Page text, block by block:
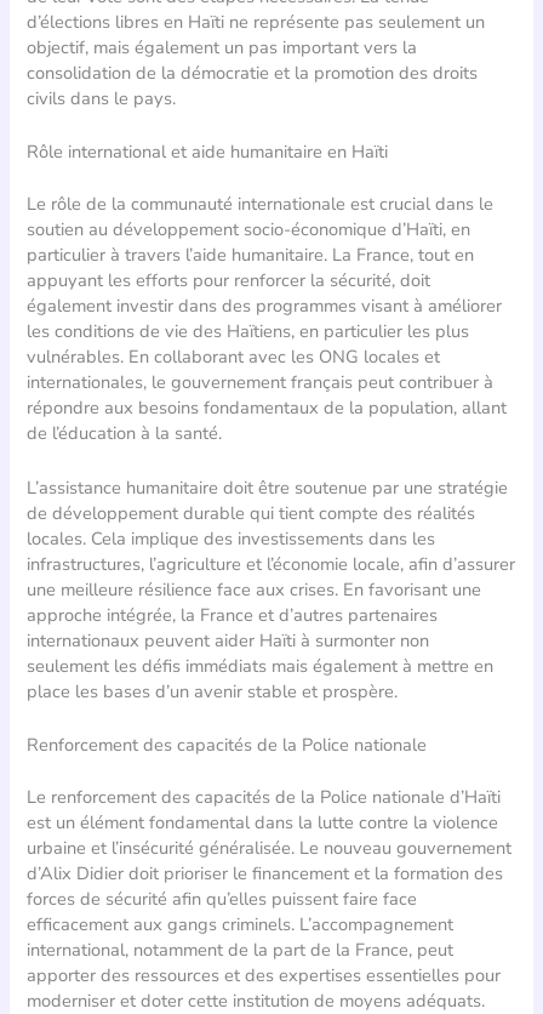
d’élections libres en Haïti ne représente pas seulement un
objectif, mais également un pas important vers la
consolidation de la démocratie et la promotion des droits
civils dans le pays.
Rôle international et aide humanitaire en Haïti
Le rôle de la communauté internationale est crucial dans le
soutien au développement socio-économique d’Haïti, en
particulier à travers l’aide humanitaire. La France, tout en
appuyant les efforts pour renforcer la sécurité, doit
également investir dans des programmes visant à améliorer
les conditions de vie des Haïtiens, en particulier les plus
vulnérables. En collaborant avec les ONG locales et
internationales, le gouvernement français peut contribuer à
répondre aux besoins fondamentaux de la population, allant
de l’éducation à la santé.
L’assistance humanitaire doit être soutenue par une stratégie
de développement durable qui tient compte des réalités
locales. Cela implique des investissements dans les
infrastructures, l’agriculture et l’économie locale, afin d’assurer
une meilleure résilience face aux crises. En favorisant une
approche intégrée, la France et d’autres partenaires
internationaux peuvent aider Haïti à surmonter non
seulement les défis immédiats mais également à mettre en
place les bases d’un avenir stable et prospère.
Renforcement des capacités de la Police nationale
Le renforcement des capacités de la Police nationale d’Haïti
est un élément fondamental dans la lutte contre la violence
urbaine et l’insécurité généralisée. Le nouveau gouvernement
d’Alix Didier doit prioriser le financement et la formation des
forces de sécurité afin qu’elles puissent faire face
efficacement aux gangs criminels. L’accompagnement
international, notamment de la part de la France, peut
apporter des ressources et des expertises essentielles pour
moderniser et doter cette institution de moyens adéquats.